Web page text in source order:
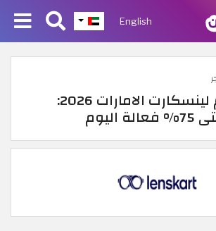
English
اكواد خصم لينسكارت الامارات 2026: